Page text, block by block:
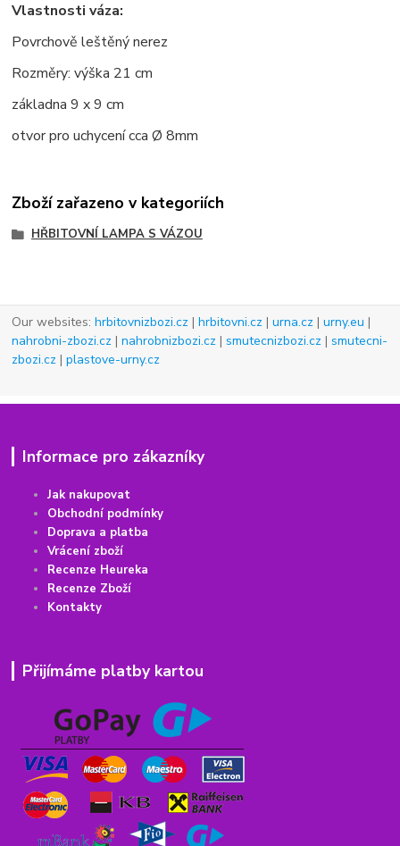
Vlastnosti váza:
Povrchově leštěný nerez
Rozměry: výška 21 cm
základna 9 x 9 cm
otvor pro uchycení ccaØ8mm
Zboží zařazeno v kategoriích
HŘBITOVNÍ LAMPA S VÁZOU
Our websites:hrbitovnizbozi.cz |hrbitovni.cz |urna.cz |urny.eu |
nahrobni-zbozi.cz |nahrobnizbozi.cz |smutecnizbozi.cz |smutecni-
zbozi.cz |plastove-urny.cz
Informace pro zákazníky
Jak nakupovat
Obchodní podmínky
Doprava a platba
Vrácení zboží
Recenze Heureka
Recenze Zboží
Kontakty
Přijímáme platby kartou